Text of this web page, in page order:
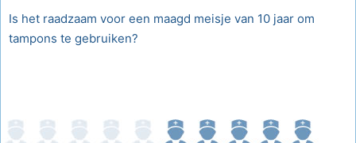
Is het raadzaam voor een maagd meisje van 10 jaar om
tampons te gebruiken?